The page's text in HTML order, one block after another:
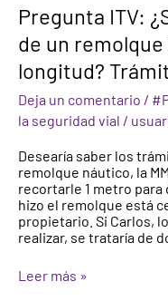
Pregunta ITV:
de un
longitud?
Deja un comentario /
la seguridad vial /
Desearía saber los
remolque náutico, la
recortarle 1 metro para
hizo el remolque está
propietario. Si Carlos,
realizar, se trataría de
Pregunta
ITV:
¿Se
rebajar
la
MMA
de
remolque
Naútico?
¿Y
recortar
su
longitud?
Leer más »